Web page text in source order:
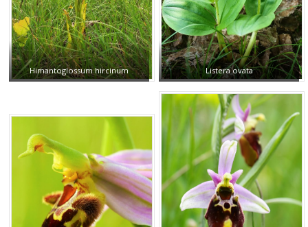
Himantoglossum hircinum Listera ovata